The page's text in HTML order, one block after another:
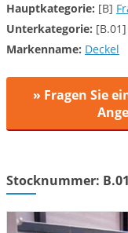
Hauptkategorie: [B]
Unterkategorie: [B.01]
Markenname: Deckel
» Fragen Sie
Stocknummer: